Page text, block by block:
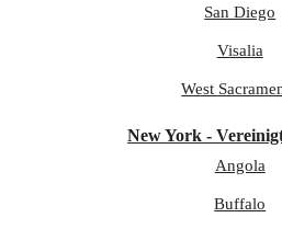
San Diego
Visalia
West
New York -
Angola
Buffalo